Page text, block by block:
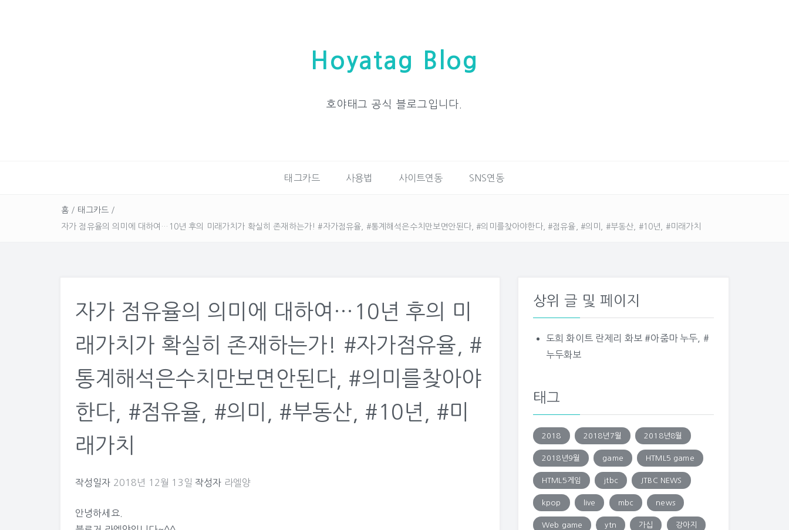
Hoyatag Blog
호야태그 공식 블로그입니다.
태그카드 사용법 사이트연동 SNS연동
홈 / 태그카드 /
자가 점유율의 의미에 대하여…10년 후의 미래가치가 확실히 존재하는가! #자가점유율, #통계해석은수치만보면안된다, #의미를찾아야한다, #점유율, #의미, #부동산, #10년, #미래가치
자가 점유율의 의미에 대하여…10년 후의 미
래가치가 확실히 존재하는가! #자가점유율, #
통계해석은수치만보면안된다, #의미를찾아야
한다, #점유율, #의미, #부동산, #10년, #미
래가치
작성일자 2018년 12월 13일 작성자 라엘양
안녕하세요.
상위 글 및 페이지
도희 화이트 란제리 화보 #아줌마 누두, #
누두화보
태그
2018 2018년7월 2018년8월
2018년9월 game HTML5 game
HTML5게임 jtbc JTBC NEWS
kpop live mbc news
Web game ytn 가십 강아지